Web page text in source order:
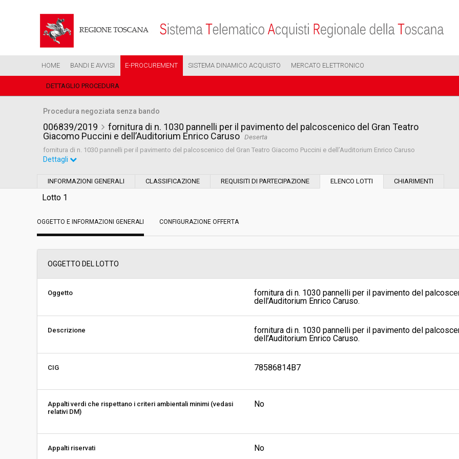
HOME BANDI E AVVISI E-PROCUREMENT SISTEMA DINAMICO ACQUISTO MERCATO ELETTRONICO
DETTAGLIO PROCEDURA
Procedura negoziata senza bando
006839/2019
fornitura di n. 1030 pannelli per il pavimento del palcoscenico del Gran Teatro
Giacomo Puccini e dell’Auditorium Enrico Caruso Deserta
fornitura di n. 1030 pannelli per il pavimento del palcoscenico del Gran Teatro Giacomo Puccini e dell’Auditorium Enrico Caruso
Tipo di contratto:
Data pubblicazione: 03/04/2019 12:45
Svolgimento: Gara in busta chiusa Valore stimato della procedura:
Dettagli
INFORMAZIONI GENERALI CLASSIFICAZIONE REQUISITI DI PARTECIPAZIONE ELENCO LOTTI CHIARIMENTI
Lotto 1
OGGETTO E INFORMAZIONI GENERALI CONFIGURAZIONE OFFERTA
OGGETTO DEL LOTTO
Oggetto
fornitura di n. 1030 pannelli per il pavimento del
dell’Auditorium Enrico Caruso.
Descrizione
fornitura di n. 1030 pannelli per il pavimento del
dell’Auditorium Enrico Caruso.
CIG 78586814B7
Appalti verdi che rispettano i criteri ambientali minimi (vedasi
relativi DM)
No
Appalti riservati No